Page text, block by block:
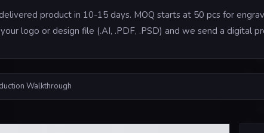
product in 10-15 days. MOQ starts at 50 pcs for
logo or design file (.AI, .PDF, .PSD) and we send a
Walkthrough